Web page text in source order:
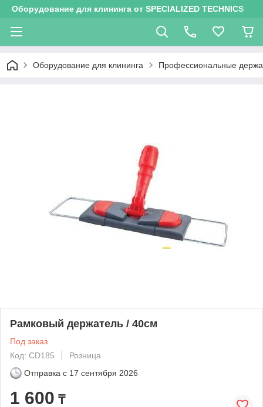
Оборудование для клининга от SPECIALIZED TECHNICS
Оборудование для клининга Профессиональные
Рамковый держатель / 40см
Под заказ
Код: CD185
Розница
Отправка с 17 сентября 2026
1 600 ₸